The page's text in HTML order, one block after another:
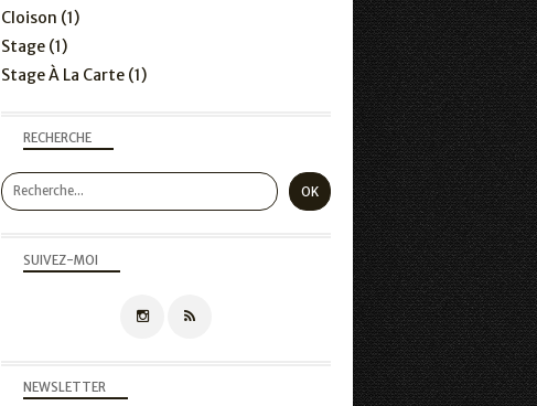
NEWSLETTER
SUIVEZ-MOI
RECHERCHE
Cloison (1)
Stage (1)
Stage À La Carte (1)